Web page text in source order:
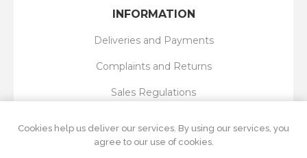
INFORMATION
Deliveries and Payments
Complaints and Returns
Sales Regulations
Cookies help us deliver our services. By using our services, you
agree to our use of cookies.